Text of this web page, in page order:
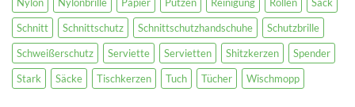
Nylon
Nylonbrille Papier Putzen Reinigung Rollen
Sack
Schnitt
Schnittschutz Schnittschutzhandschuhe
Schutzbrille
Schweißerschutz
Serviette Servietten Shitzkerzen
Spender
Stark
Säcke Tischkerzen Tuch Tücher Wischmopp